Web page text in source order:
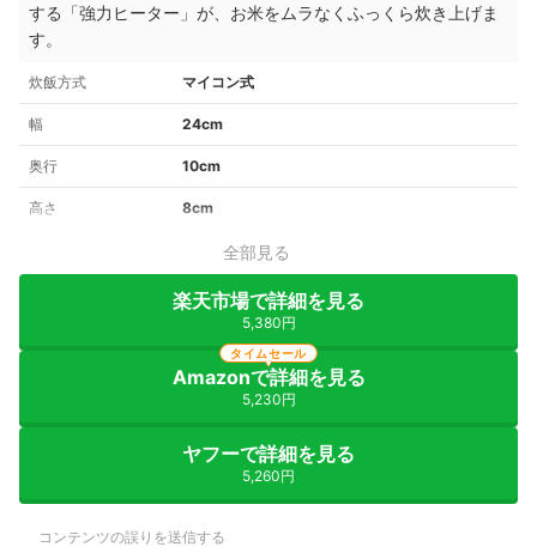
する「強力ヒーター」が、お米をムラなくふっくら炊き上げま
す。
炊飯方式 マイコン式
幅 24cm
奥行 10cm
高さ 8cm
全部見る
楽天市場で詳細を見る
5,380円
Amazonで詳細を見る
5,230円
タイムセール
ヤフーで詳細を見る
5,260円
コンテンツの誤りを送信する